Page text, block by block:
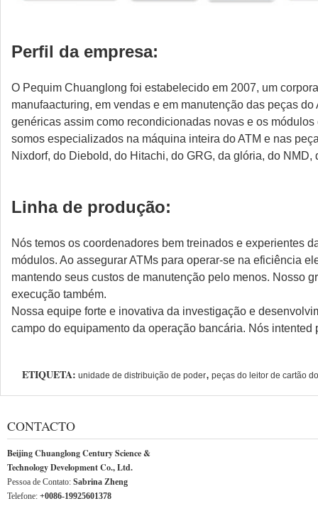
Perfil da empresa:
O Pequim Chuanglong foi estabelecido em 2007, um
manufaacturing, em vendas e em manutenção das peças
genéricas assim como recondicionadas novas e os
somos especializados na máquina inteira do ATM e nas
Nixdorf, do Diebold, do Hitachi, do GRG, da glória, do NMD,
Linha de produção:
Nós temos os coordenadores bem treinados e experientes
módulos. Ao assegurar ATMs para operar-se na eficiência
mantendo seus custos de manutenção pelo menos. Nosso
execução também.
Nossa equipe forte e inovativa da investigação e
campo do equipamento da operação bancária. Nós
ETIQUETA: unidade de distribuição de poder, peças do leitor de cartão
CONTACTO
Beijing Chuanglong Century Science &
Technology Development Co., Ltd.
Pessoa de Contato: Sabrina Zheng
Telefone: +0086-19925601378